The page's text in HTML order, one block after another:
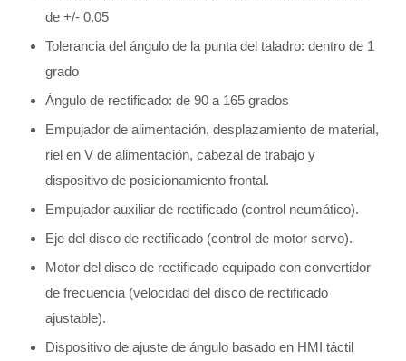
de +/- 0.05
Tolerancia del ángulo de la punta del taladro: dentro de 1
grado
Ángulo de rectificado: de 90 a 165 grados
Empujador de alimentación, desplazamiento de material,
riel en V de alimentación, cabezal de trabajo y
dispositivo de posicionamiento frontal.
Empujador auxiliar de rectificado (control neumático).
Eje del disco de rectificado (control de motor servo).
Motor del disco de rectificado equipado con convertidor
de frecuencia (velocidad del disco de rectificado
ajustable).
Dispositivo de ajuste de ángulo basado en HMI táctil